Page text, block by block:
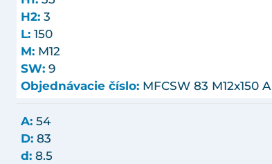
H2: 3
L: 150
M: M12
SW: 9
Objednávacie číslo: MFCSW 83 M12x150 A
A: 54
D: 83
d: 8.5